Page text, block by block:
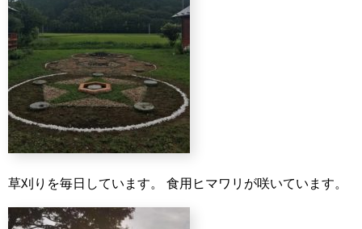
草刈りを毎日しています。 食用ヒマワリが咲いています。